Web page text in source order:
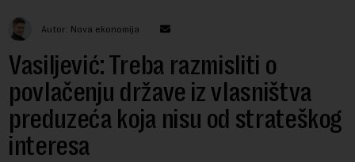
Autor: Nova ekonomija
Vasiljević: Treba razmisliti o
povlačenju države iz vlasništva
preduzeća koja nisu od strateškog
interesa